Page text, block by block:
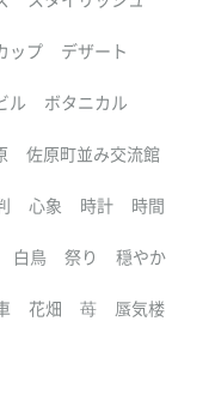
ップ デザート
ル ボタニカル
佐原町並み交流館
心象 時計 時間
白鳥 祭り 穏やか
花畑 苺 蜃気楼